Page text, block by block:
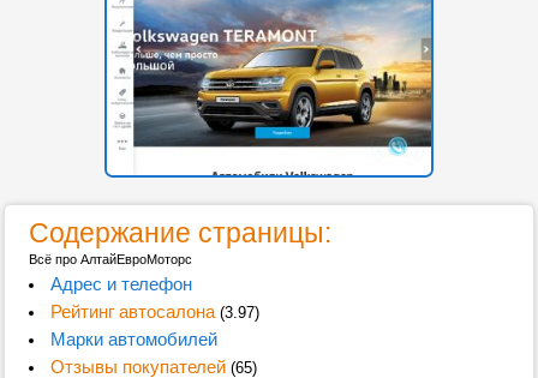
Содержание страницы:
Всё про АлтайЕвроМоторс
Адрес и телефон
Рейтинг автосалона(3.97)
Марки автомобилей
Отзывы покупателей(65)